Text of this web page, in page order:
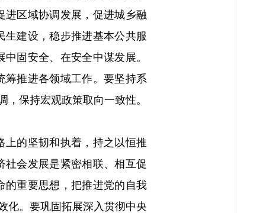
进区域协调发展，促进城乡融
建设，稳步推进基本公共服
固安全、在安全中谋发展。
筹推进各领域工作。要坚持系
保持宏观政策取向一致性。
的坚韧和执着，持之以恒推
会发展是紧密相联、相互促
的重要思想，把推进党的自我
化。要巩固拓展深入贯彻中央